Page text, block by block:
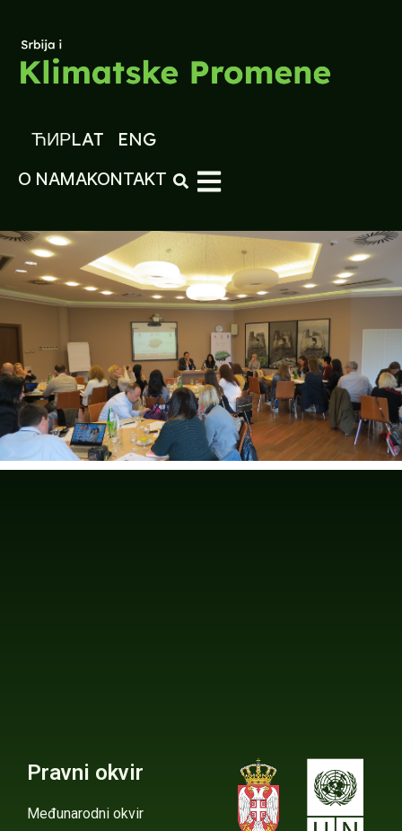
ЋИРLAT ENG
O NAMAKONTAKT
Pravni okvir
Međunarodni okvir